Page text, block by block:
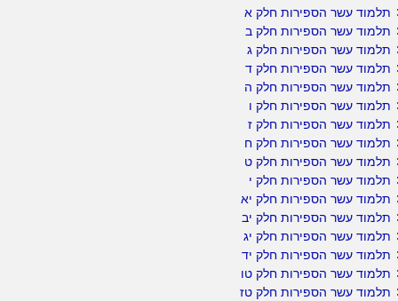
תלמוד עשר הספירות חלק א
תלמוד עשר הספירות חלק ב
תלמוד עשר הספירות חלק ג
תלמוד עשר הספירות חלק ד
תלמוד עשר הספירות חלק ה
תלמוד עשר הספירות חלק ו
תלמוד עשר הספירות חלק ז
תלמוד עשר הספירות חלק ח
תלמוד עשר הספירות חלק ט
תלמוד עשר הספירות חלק י
תלמוד עשר הספירות חלק יא
תלמוד עשר הספירות חלק יב
תלמוד עשר הספירות חלק יג
תלמוד עשר הספירות חלק יד
תלמוד עשר הספירות חלק טו
תלמוד עשר הספירות חלק טז